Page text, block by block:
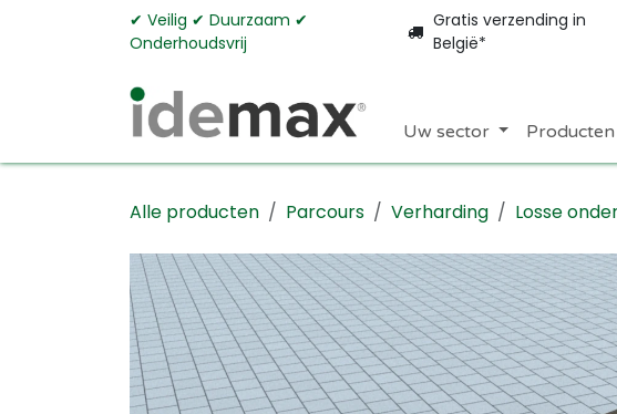
Overslaan naar inhoud✔︎ Veilig ✔︎ Duurzaam ✔︎
Onderhoudsvrij
Gratis verzending in
België*
Uw sector Producten
Alle producten Parcours Verharding Losse